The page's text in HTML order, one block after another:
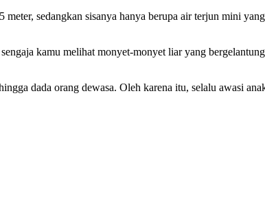
sedangkan sisanya hanya berupa air terjun mini yang
kamu melihat monyet-monyet liar yang
dada orang dewasa. Oleh karena itu, selalu awasi